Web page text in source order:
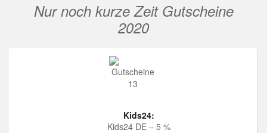
Nur noch kurze Zeit Gutscheine
2020
Kids24:
Kids24 DE – 5 %